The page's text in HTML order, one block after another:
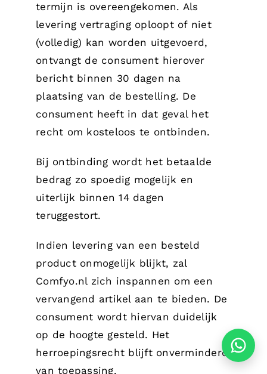
termijn is overeengekomen. Als
levering vertraging oploopt of niet
(volledig) kan worden uitgevoerd,
ontvangt de consument hierover
bericht binnen 30 dagen na
plaatsing van de bestelling. De
consument heeft in dat geval het
recht om kosteloos te ontbinden.
Bij ontbinding wordt het betaalde
bedrag zo spoedig mogelijk en
uiterlijk binnen 14 dagen
teruggestort.
Indien levering van een besteld
product onmogelijk blijkt, zal
Comfyo.nl zich inspannen om een
vervangend artikel aan te bieden. De
consument wordt hiervan duidelijk
op de hoogte gesteld. Het
herroepingsrecht blijft onverminderd
van toepassing.